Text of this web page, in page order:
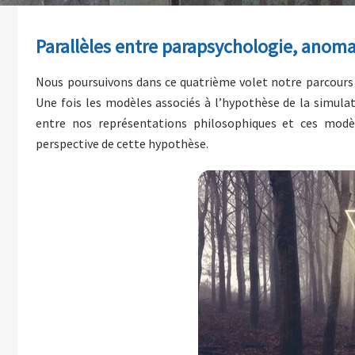
Parallèles entre parapsychologie,
Nous poursuivons dans ce quatrième volet notre
Une fois les modèles associés à l’hypothèse de la
entre nos représentations philosophiques et ces
perspective de cette hypothèse.